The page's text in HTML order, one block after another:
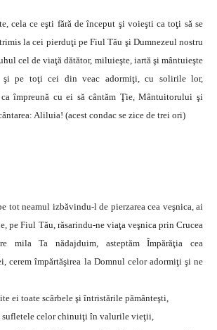
cela ce eşti fără de început şi voieşti ca toţi să se
la cei pierduţi pe Fiul Tău şi Dumnezeul nostru
cel de viaţă dătător, miluieşte, iartă şi mântuieşte
şi pe toţi cei din veac adormiţi, cu solirile lor,
ca împreună cu ei să cântăm Ţie, Mântuitorului şi
Aliluia! (acest condac se zice de trei ori)
tot neamul izbăvindu-l de pierzarea cea veşnica, ai
pe Fiul Tău, răsarindu-ne viaţa veşnica prin Crucea
mila Ta nădajduim, asteptăm Împărăţia cea
cerem împărtăşirea la Domnul celor adormiţi şi ne
ei toate scârbele şi întristările pământeşti,
sufletele celor chinuiţi în valurile vieţii,